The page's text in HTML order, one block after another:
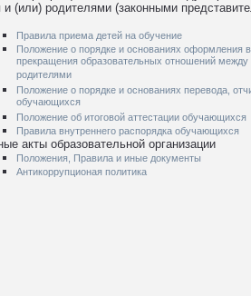
(или) родителями (законными
Правила приема детей на обучение
Положение о порядке и основаниях оформления
прекращения образовательных отношений
родителями
Положение о порядке и основаниях перевода,
обучающихся
Положение об итоговой аттестации обучающихся
Правила внутреннего распорядка обучающихся
акты образовательной организации
Положения, Правила и иные документы
Антикоррупционая политика